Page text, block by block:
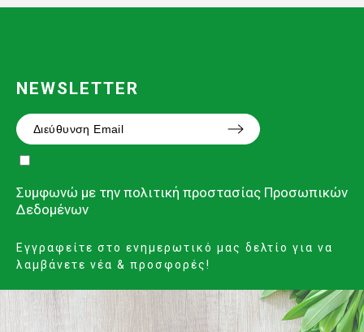
NEWSLETTER
Συμφωνώ με την πολιτική προστασίας Προσωπικών
Δεδομένων
Εγγραφείτε στο ενημερωτικό μας δελτίο για να
λαμβάνετε νέα & προσφορές!